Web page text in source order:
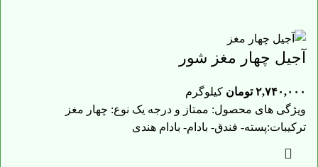
آجیل چهار مغز شور
۲,۷۴۰,۰۰۰ تومان کیلوگرم
ویژگی های محصول: ممتاز و درجه یک نوع: چهار مغز
ترکیبات:پسته- فندق- بادام- بادام هندی